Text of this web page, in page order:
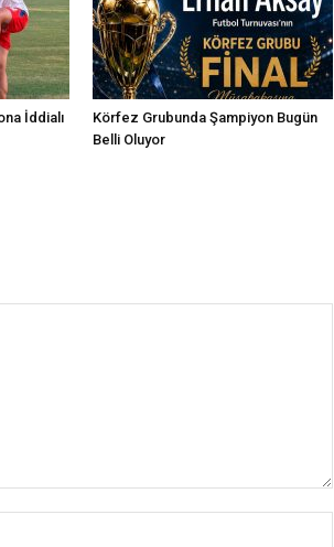
İddialı
Körfez Grubunda Şampiyon Bugün
Belli Oluyor